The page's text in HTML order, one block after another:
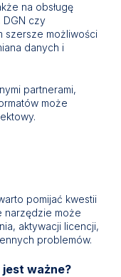
na obsługę
DGN czy
szersze możliwości
danych i
partnerami,
może
pomijać kwestii
narzędzie może
aktywacji licencji,
problemów.
ważne?